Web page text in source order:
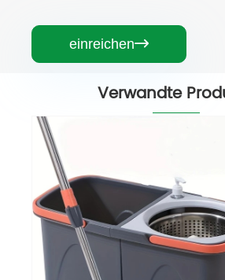
einreichen
Verwandte